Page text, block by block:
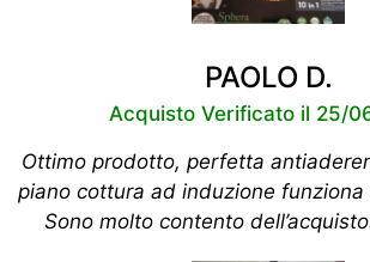
PAOLO D.
Acquisto Verificato il 25/
Ottimo prodotto, perfetta
piano cottura ad induzione funziona
Sono molto contento